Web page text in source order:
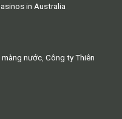
in Australia
nước, Công ty Thiên